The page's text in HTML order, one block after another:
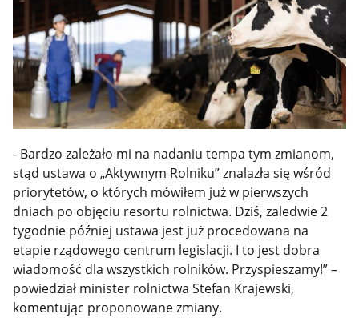
- Bardzo zależało mi na nadaniu tempa tym zmianom,
stąd ustawa o „Aktywnym Rolniku” znalazła się wśród
priorytetów, o których mówiłem już w pierwszych
dniach po objęciu resortu rolnictwa. Dziś, zaledwie 2
tygodnie później ustawa jest już procedowana na
etapie rządowego centrum legislacji. I to jest dobra
wiadomość dla wszystkich rolników. Przyspieszamy!” –
powiedział minister rolnictwa Stefan Krajewski,
komentując proponowane zmiany.